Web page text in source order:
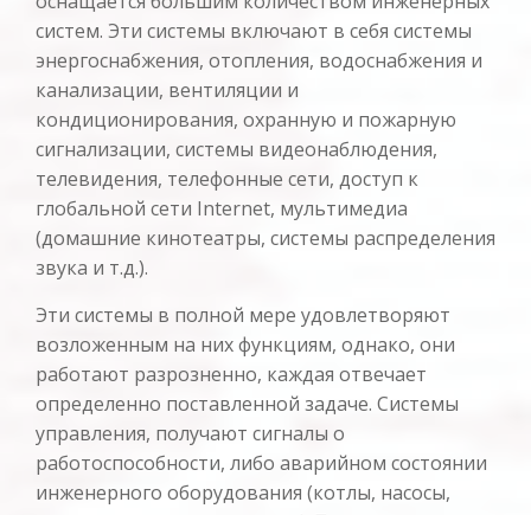
узнать больше
систем. Эти системы включают в себя системы
энергоснабжения, отопления, водоснабжения и
канализации, вентиляции и
кондиционирования, охранную и пожарную
сигнализации, системы видеонаблюдения,
телевидения, телефонные сети, доступ к
глобальной сети Internet, мультимедиа
(домашние кинотеатры, системы распределения
звука и т.д.).
Эти системы в полной мере удовлетворяют
возложенным на них функциям, однако, они
работают разрозненно, каждая отвечает
определенно поставленной задаче. Системы
управления, получают сигналы о
работоспособности, либо аварийном состоянии
инженерного оборудования (котлы, насосы,